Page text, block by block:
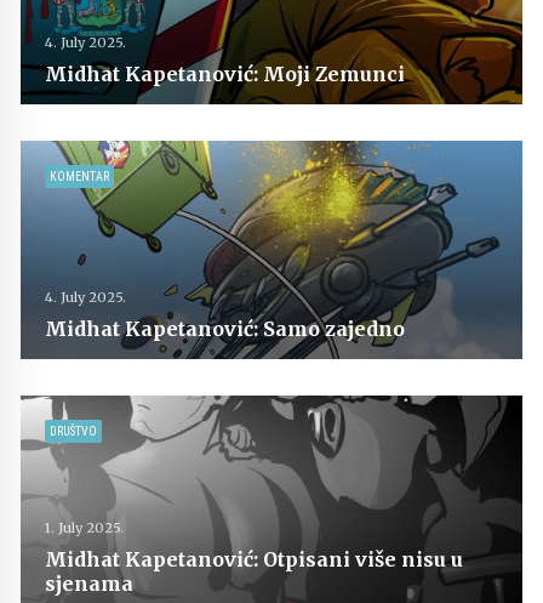
4. July 2025.
Midhat Kapetanović: Moji Zemunci
KOMENTAR
4. July 2025.
Midhat Kapetanović: Samo zajedno
DRUŠTVO
1. July 2025.
Midhat Kapetanović: Otpisani više nisu u
sjenama